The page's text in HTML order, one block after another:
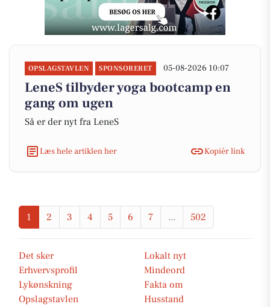
OPSLAGSTAVLEN SPONSORERET 05-08-2026 10:07
LeneS tilbyder yoga bootcamp en
gang om ugen
Så er der nyt fra LeneS
Læs hele artiklen her Kopiér link
1 2 3 4 5 6 7 ... 502
Det sker
Lokalt nyt
Erhvervsprofil
Mindeord
Lykønskning
Fakta om
Opslagstavlen
Husstand